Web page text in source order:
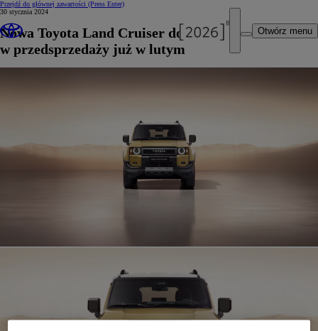
Przejdź do głównej zawartości (Press Enter)
Otwórz menu
30 stycznia 2024
Nowa Toyota Land Cruiser dostępna
w przedsprzedaży już w lutym